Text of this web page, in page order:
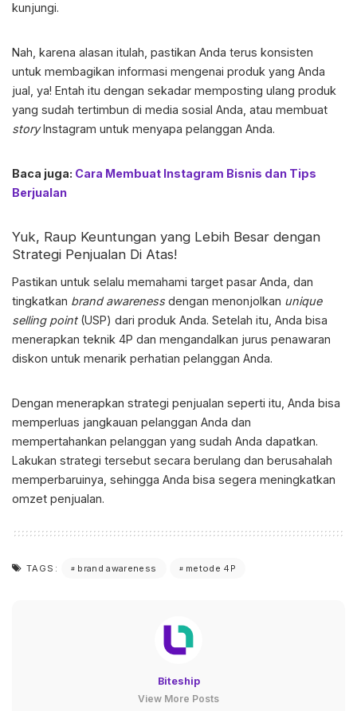
kunjungi.
Nah, karena alasan itulah, pastikan Anda terus konsisten
untuk membagikan informasi mengenai produk yang Anda
jual, ya! Entah itu dengan sekadar memposting ulang produk
yang sudah tertimbun di media sosial Anda, atau membuat
storyInstagram untuk menyapa pelanggan Anda.
Baca juga: Cara Membuat Instagram Bisnis dan Tips
Berjualan
Yuk, Raup Keuntungan yang Lebih Besar dengan
Strategi Penjualan Di Atas!
Pastikan untuk selalu memahami target pasar Anda, dan
tingkatkan brand awarenessdengan menonjolkan unique
selling point(USP) dari produk Anda. Setelah itu, Anda bisa
menerapkan teknik 4P dan mengandalkan jurus penawaran
diskon untuk menarik perhatian pelanggan Anda.
Dengan menerapkan strategi penjualan seperti itu, Anda bisa
memperluas jangkauan pelanggan Anda dan
mempertahankan pelanggan yang sudah Anda dapatkan.
Lakukan strategi tersebut secara berulang dan berusahalah
memperbaruinya, sehingga Anda bisa segera meningkatkan
omzet penjualan.
TAGS: brand awareness metode 4P
Biteship
View More Posts